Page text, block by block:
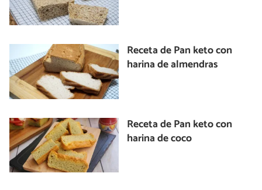
Receta de Pan keto con
harina de almendras
Receta de Pan keto con
harina de coco